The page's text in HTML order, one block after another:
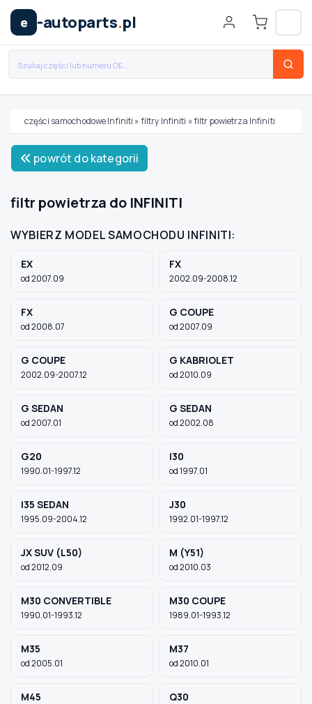
e -autoparts.pl
Wybierz swój pojazd
MODEL
TYP / SILNIK
Szukaj pasujących części
części samochodowe Infiniti » filtry Infiniti »filtr powietrza Infiniti
powrót do kategorii
filtr powietrza do INFINITI
WYBIERZ MODEL SAMOCHODU INFINITI:
EX
od 2007.09
FX
2002.09-2008.12
FX
od 2008.07
G COUPE
od 2007.09
G COUPE
2002.09-2007.12
G KABRIOLET
od 2010.09
G SEDAN
od 2007.01
G SEDAN
od 2002.08
G20
1990.01-1997.12
I30
od 1997.01
I35 SEDAN
1995.09-2004.12
J30
1992.01-1997.12
JX SUV (L50)
od 2012.09
M (Y51)
od 2010.03
M30 CONVERTIBLE
1990.01-1993.12
M30 COUPE
1989.01-1993.12
M35
od 2005.01
M37
od 2010.01
M45 Q30